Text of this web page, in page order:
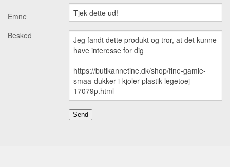
Emne
Besked